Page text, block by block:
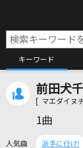
キーワード
前田犬
[ マエダイヌ
1曲
人気曲 派手に行け!